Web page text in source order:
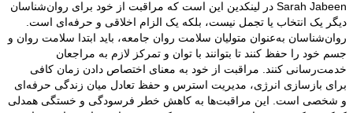
Sarah Jabeen در لینکدین این است که مراقبت از خود برای روان‌شناسان
دیگر یک انتخاب یا تجمل نیست، بلکه یک الزام اخلاقی و حرفه‌ای است.
روان‌شناسان به‌عنوان متولیان سلامت روان جامعه، باید ابتدا سلامت روان و
جسم خود را حفظ کنند تا بتوانند با توان و تمرکز لازم به مراجعان
خدمت‌رسانی کنند. مراقبت از خود به معنای اختصاص دادن زمان کافی
برای بازسازی انرژی، مدیریت استرس و حفظ تعادل میان زندگی حرفه‌ای
و شخصی است. این مراقبت‌ها به کاهش خطر فرسودگی و خستگی همدلی